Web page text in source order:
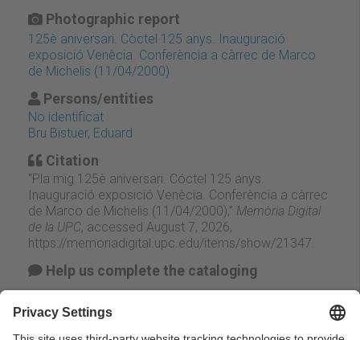
Photographic report
125è aniversari. Còctel 125 anys. Inauguració
exposició Venècia. Conferència a càrrec de Marco
de Michelis (11/04/2000)
Persons/entities
No identificat
Bru Bistuer, Eduard
Citation
“Pla mig 125è aniversari. Cóctel 125 anys.
Inauguració exposició Venècia. Conferència a càrrec
de Marco de Michelis (11/04/2000),” Memòria Digital
de la UPC, accessed August 7, 2026,
https://memoriadigital.upc.edu/items/show/21347
Help us complete the cataloging
Suggest change